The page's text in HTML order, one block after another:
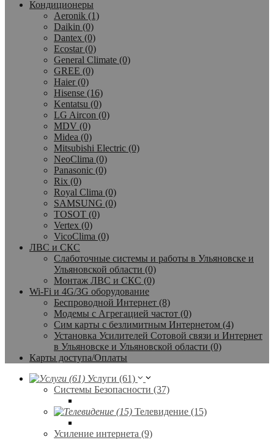
Кондиционеры
Aeronik (1)
Daikin (0)
Dantex (0)
Ecostar (0)
General Climate (0)
GREE (0)
Haier (0)
Hisense (16)
Kentatsu (0)
LG Aircon (0)
MDV (0)
Midea (0)
Mitsubishi Electric (0)
NeoClima (0)
Panasonic (0)
Rix (0)
Royal Clima (0)
SAMSUNG (0)
TOSOT (0)
Vertex (0)
VicoClima (0)
ЛВС и СКС
Слаботочные системы и работы в Ульяновске и
Ульяновской области (0)
Монтаж ЛВС и СКС (0)
Wi-Fi и 4G/3G оборудование
Беспроводной Интернет (8)
Модемы с Агрегацией частот (0)
Сим карты с безлимитным Интернетом (4)
Установка Усилителей Сотовой связи и Интернет
в Ульяновске и Ульяновской области (0)
Карты доступа/Оплаты
Услуги (61)
Системы Безопасности (37)
Телевидение (15)
Усиление интернета (9)